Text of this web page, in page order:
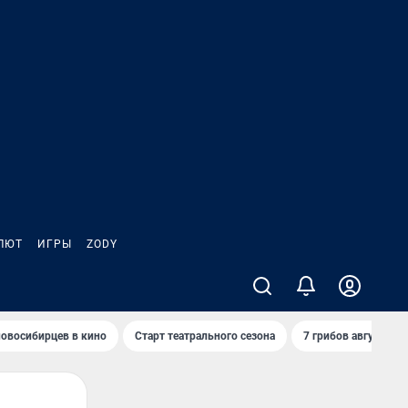
ИГРЫ ZODY
в кино Старт театрального сезона 7 грибов августа